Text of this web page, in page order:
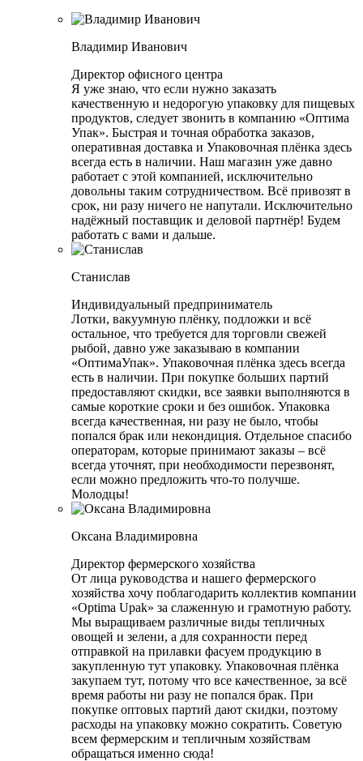
Владимир Иванович
Директор офисного центра
Я уже знаю, что если нужно заказать
качественную и недорогую упаковку для пищевых
продуктов, следует звонить в компанию «Оптима
Упак». Быстрая и точная обработка заказов,
оперативная доставка и Упаковочная плёнка здесь
всегда есть в наличии. Наш магазин уже давно
работает с этой компанией, исключительно
довольны таким сотрудничеством. Всё привозят в
срок, ни разу ничего не напутали. Исключительно
надёжный поставщик и деловой партнёр! Будем
работать с вами и дальше.
Станислав
Индивидуальный предприниматель
Лотки, вакуумную плёнку, подложки и всё
остальное, что требуется для торговли свежей
рыбой, давно уже заказываю в компании
«ОптимаУпак». Упаковочная плёнка здесь всегда
есть в наличии. При покупке больших партий
предоставляют скидки, все заявки выполняются в
самые короткие сроки и без ошибок. Упаковка
всегда качественная, ни разу не было, чтобы
попался брак или некондиция. Отдельное спасибо
операторам, которые принимают заказы – всё
всегда уточнят, при необходимости перезвонят,
если можно предложить что-то получше.
Молодцы!
Оксана Владимировна
Директор фермерского хозяйства
От лица руководства и нашего фермерского
хозяйства хочу поблагодарить коллектив компании
«Optima Upak» за слаженную и грамотную работу.
Мы выращиваем различные виды тепличных
овощей и зелени, а для сохранности перед
отправкой на прилавки фасуем продукцию в
закупленную тут упаковку. Упаковочная плёнка
закупаем тут, потому что все качественное, за всё
время работы ни разу не попался брак. При
покупке оптовых партий дают скидки, поэтому
расходы на упаковку можно сократить. Советую
всем фермерским и тепличным хозяйствам
обращаться именно сюда!